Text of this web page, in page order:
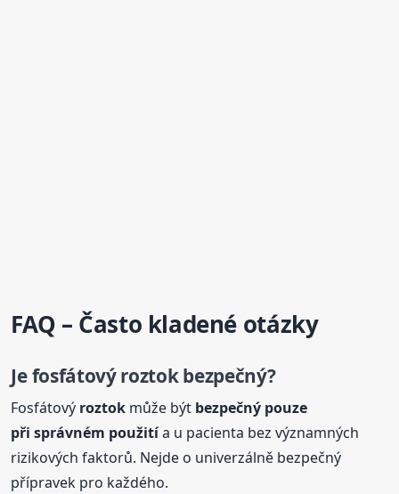
FAQ – Často kladené otázky
Je fosfátovýroztokbezpečný?
Fosfátový roztok může být bezpečný pouze
při správném použitía u pacienta bez významných
rizikových faktorů. Nejde o univerzálně bezpečný
přípravek pro každého.